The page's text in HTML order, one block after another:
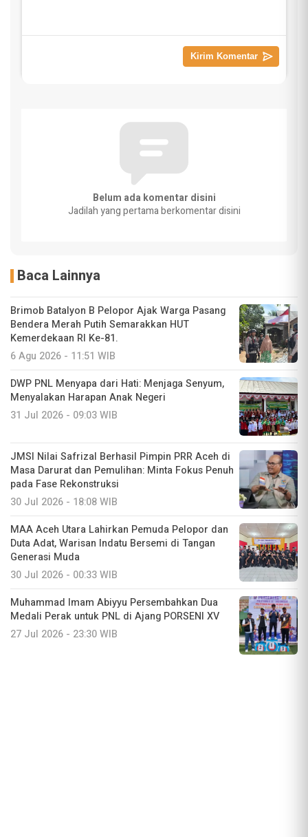
Belum ada komentar disini
Jadilah yang pertama berkomentar disini
Baca Lainnya
Brimob Batalyon B Pelopor Ajak Warga Pasang
Bendera Merah Putih Semarakkan HUT
Kemerdekaan RI Ke-81.
6 Agu 2026 - 11:51 WIB
DWP PNL Menyapa dari Hati: Menjaga Senyum,
Menyalakan Harapan Anak Negeri
31 Jul 2026 - 09:03 WIB
JMSI Nilai Safrizal Berhasil Pimpin PRR Aceh di
Masa Darurat dan Pemulihan: Minta Fokus Penuh
pada Fase Rekonstruksi
30 Jul 2026 - 18:08 WIB
MAA Aceh Utara Lahirkan Pemuda Pelopor dan
Duta Adat, Warisan Indatu Bersemi di Tangan
Generasi Muda
30 Jul 2026 - 00:33 WIB
Muhammad Imam Abiyyu Persembahkan Dua
Medali Perak untuk PNL di Ajang PORSENI XV
27 Jul 2026 - 23:30 WIB